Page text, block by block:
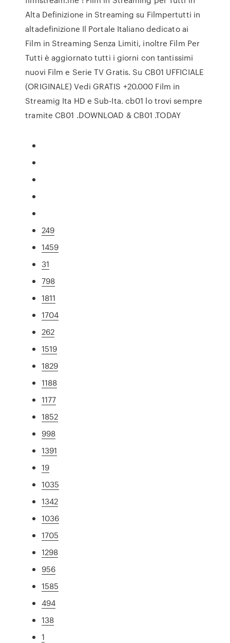
Alta Definizione in Streaming su Filmpertutti in
altadefinizione Il Portale Italiano dedicato ai
Film in Streaming Senza Limiti, inoltre Film Per
Tutti è aggiornato tutti i giorni con tantissimi
nuovi Film e Serie TV Gratis. Su CB01 UFFICIALE
(ORIGINALE) Vedi GRATIS +20.000 Film in
Streamig Ita HD e Sub-Ita. cb01 lo trovi sempre
tramite CB01 .DOWNLOAD & CB01 .TODAY
249
1459
31
798
1811
1704
262
1519
1829
1188
1177
1852
998
1391
19
1035
1342
1036
1705
1298
956
1585
494
138
1